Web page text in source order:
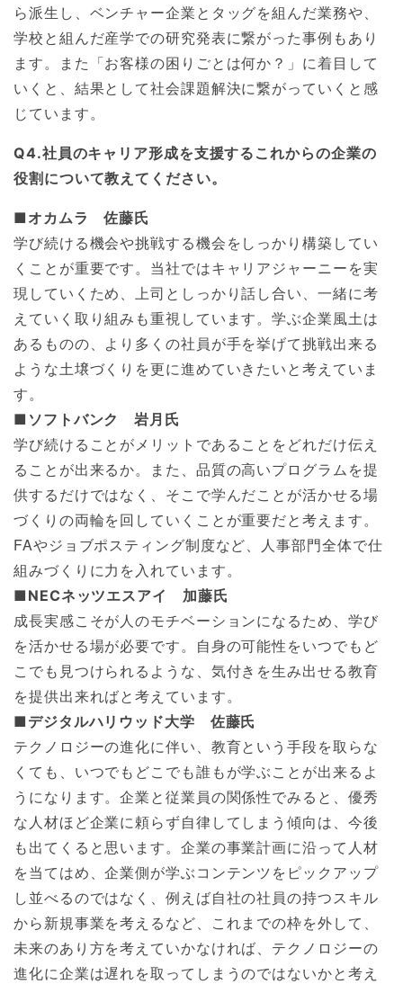
ら派生し、ベンチャー企業とタッグを組んだ業務や、
学校と組んだ産学での研究発表に繋がった事例もあり
ます。また「お客様の困りごとは何か？」に着目して
いくと、結果として社会課題解決に繋がっていくと感
じています。
Q4.社員のキャリア形成を支援するこれからの企業の
役割について教えてください。
■オカムラ 佐藤氏
学び続ける機会や挑戦する機会をしっかり構築してい
くことが重要です。当社ではキャリアジャーニーを実
現していくため、上司としっかり話し合い、一緒に考
えていく取り組みも重視しています。学ぶ企業風土は
あるものの、より多くの社員が手を挙げて挑戦出来る
ような土壌づくりを更に進めていきたいと考えていま
す。
■ソフトバンク 岩月氏
学び続けることがメリットであることをどれだけ伝え
ることが出来るか。また、品質の高いプログラムを提
供するだけではなく、そこで学んだことが活かせる場
づくりの両輪を回していくことが重要だと考えます。
FAやジョブポスティング制度など、人事部門全体で仕
組みづくりに力を入れています。
■NECネッツエスアイ 加藤氏
成長実感こそが人のモチベーションになるため、学び
を活かせる場が必要です。自身の可能性をいつでもど
こでも見つけられるような、気付きを生み出せる教育
を提供出来ればと考えています。
■デジタルハリウッド大学 佐藤氏
テクノロジーの進化に伴い、教育という手段を取らな
くても、いつでもどこでも誰もが学ぶことが出来るよ
うになります。企業と従業員の関係性でみると、優秀
な人材ほど企業に頼らず自律してしまう傾向は、今後
も出てくると思います。企業の事業計画に沿って人材
を当てはめ、企業側が学ぶコンテンツをピックアップ
し並べるのではなく、例えば自社の社員の持つスキル
から新規事業を考えるなど、これまでの枠を外して、
未来のあり方を考えていかなければ、テクノロジーの
進化に企業は遅れを取ってしまうのではないかと考え